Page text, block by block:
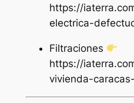
https://
electrica-
Filtraciones
https://
vivienda-